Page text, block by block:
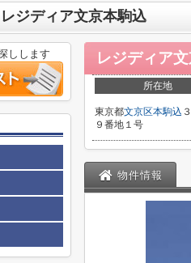
ジディア文京本駒込
レジディア
所在地
東京都文京区本駒込
９番地１号
物件情報
しします